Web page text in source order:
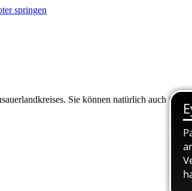
springen
Sie können natürlich auch